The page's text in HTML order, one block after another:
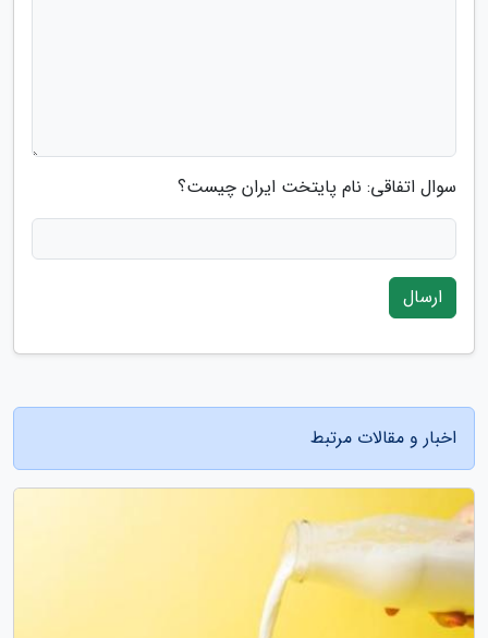
سوال اتفاقی: نام پایتخت ایران چیست؟
ارسال
اخبار و مقالات مرتبط